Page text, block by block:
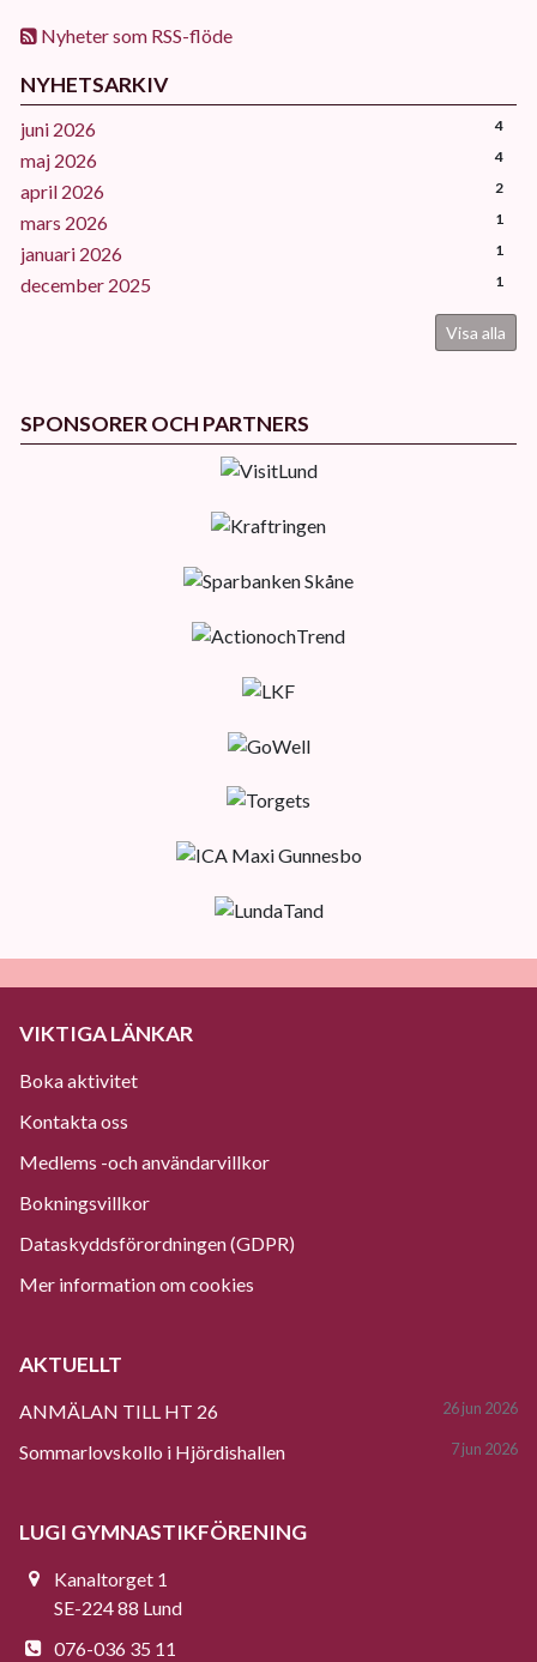
Nyheter som RSS-flöde
NYHETSARKIV
juni 2026 4
maj 2026 4
april 2026 2
mars 2026 1
januari 2026 1
december 2025 1
Visa alla
SPONSORER OCH PARTNERS
VIKTIGA LÄNKAR
Boka aktivitet
Kontakta oss
Medlems -och användarvillkor
Bokningsvillkor
Dataskyddsförordningen (GDPR)
Mer information om cookies
AKTUELLT
ANMÄLAN TILL HT 26 26 jun 2026
Sommarlovskollo i Hjördishallen 7 jun 2026
LUGI GYMNASTIKFÖRENING
Kanaltorget 1
SE-224 88 Lund
076-036 35 11